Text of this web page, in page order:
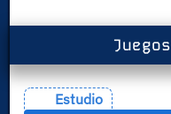
Juegos
Estudio